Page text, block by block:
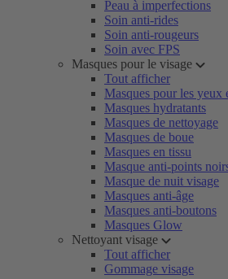
Peau à imperfections
Soin anti-rides
Soin anti-rougeurs
Soin avec FPS
Masques pour le visage
Tout afficher
Masques pour les yeux
Masques hydratants
Masques de nettoyage
Masques de boue
Masques en tissu
Masque anti-points
Masque de nuit visage
Masques anti-âge
Masques anti-boutons
Masques Glow
Nettoyant visage
Tout afficher
Gommage visage